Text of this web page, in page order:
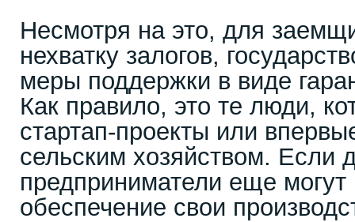
Несмотря на это, для
нехватку залогов,
меры поддержки в виде
Как правило, это те люди,
стартап-проекты или
сельским хозяйством. Если
предприниматели еще могут
обеспечение свои